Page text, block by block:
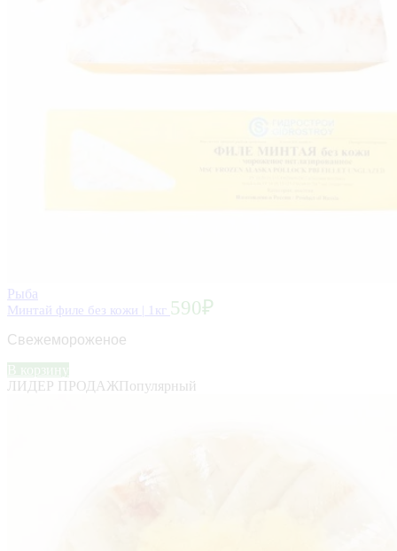
Рыба
Минтай филе без кожи | 1кг 590₽
Свежемороженое
В корзину
ЛИДЕР ПРОДАЖПопулярный